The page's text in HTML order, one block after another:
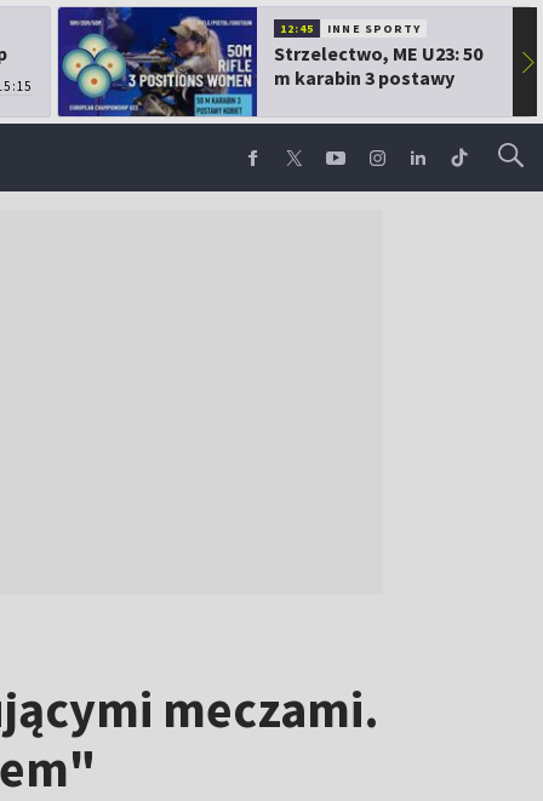
12:45 INNE SPORTY
Strzelectwo, ME U23: 50
m karabin 3 postawy
▶
meczami.